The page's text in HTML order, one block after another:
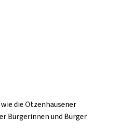
die Otzenhausener
Bürgerinnen und Bürger